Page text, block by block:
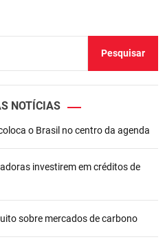
Pesquisar
NOTÍCIAS
o Brasil no centro da agenda
investirem em créditos de
sobre mercados de carbono